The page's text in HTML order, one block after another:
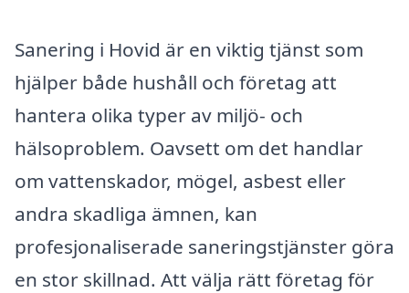
Sanering i Hovid är en viktig tjänst som
hjälper både hushåll och företag att
hantera olika typer av miljö- och
hälsoproblem. Oavsett om det handlar
om vattenskador, mögel, asbest eller
andra skadliga ämnen, kan
profesjonaliserade saneringstjänster göra
en stor skillnad. Att välja rätt företag för